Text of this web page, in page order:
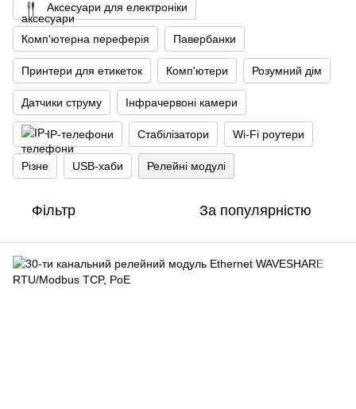
Аксесуари для електроніки
Комп'ютерна переферія Павербанки
Принтери для етикеток Комп'ютери Розумний дім
Датчики струму Інфрачервоні камери
IP-телефони Стабілізатори Wi‑Fi роутери
Різне USB-хаби Релейні модулі
Фільтр За популярністю